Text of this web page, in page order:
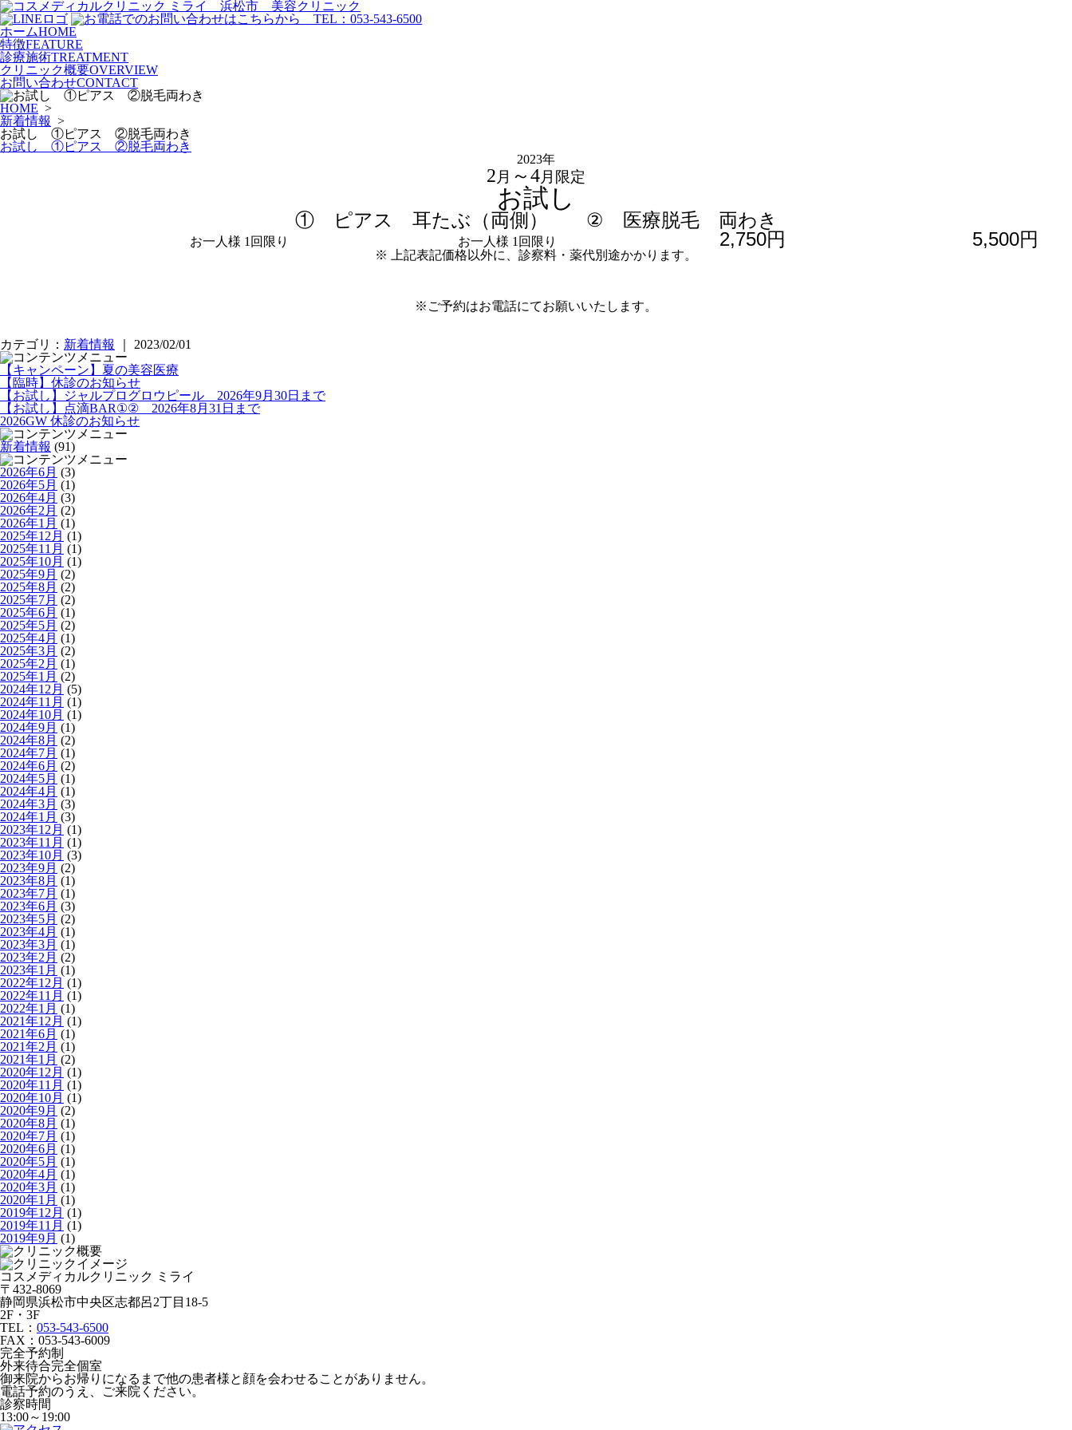
ホームHOME
特徴FEATURE
診療施術TREATMENT
クリニック概要OVERVIEW
お問い合わせCONTACT
HOME >
新着情報 >
お試し ①ピアス ②脱毛両わき
お試し ①ピアス ②脱毛両わき
2023年
2 月 ～4月限定
お試し
① ピアス 耳たぶ（両側） ② 医療脱毛 両わき
お一人様 1回限り お一人様 1回限り 2,750円 5,500円
※ 上記表記価格以外に、診察料・薬代別途かかります。
※ご予約はお電話にてお願いいたします。
カテゴリ： 新着情報
｜ 2023/02/01
【キャンペーン】夏の美容医療
【臨時】休診のお知らせ
【お試し】ジャルプログロウピール 2026年9月30日まで
【お試し】点滴BAR①② 2026年8月31日まで
2026GW 休診のお知らせ
新着情報 (91)
2026年6月 (3)
2026年5月 (1)
2026年4月 (3)
2026年2月 (2)
2026年1月 (1)
2025年12月 (1)
2025年11月 (1)
2025年10月 (1)
2025年9月 (2)
2025年8月 (2)
2025年7月 (2)
2025年6月 (1)
2025年5月 (2)
2025年4月 (1)
2025年3月 (2)
2025年2月 (1)
2025年1月 (2)
2024年12月 (5)
2024年11月 (1)
2024年10月 (1)
2024年9月 (1)
2024年8月 (2)
2024年7月 (1)
2024年6月 (2)
2024年5月 (1)
2024年4月 (1)
2024年3月 (3)
2024年1月 (3)
2023年12月 (1)
2023年11月 (1)
2023年10月 (3)
2023年9月 (2)
2023年8月 (1)
2023年7月 (1)
2023年6月 (3)
2023年5月 (2)
2023年4月 (1)
2023年3月 (1)
2023年2月 (2)
2023年1月 (1)
2022年12月 (1)
2022年11月 (1)
2022年1月 (1)
2021年12月 (1)
2021年6月 (1)
2021年2月 (1)
2021年1月 (2)
2020年12月 (1)
2020年11月 (1)
2020年10月 (1)
2020年9月 (2)
2020年8月 (1)
2020年7月 (1)
2020年6月 (1)
2020年5月 (1)
2020年4月 (1)
2020年3月 (1)
2020年1月 (1)
2019年12月 (1)
2019年11月 (1)
2019年9月 (1)
コスメディカルクリニック ミライ
〒432-8069
静岡県浜松市中央区志都呂2丁目18-5
2F・3F
TEL： 053-543-6500
FAX：053-543-6009
完全予約制
外来待合完全個室
御来院からお帰りになるまで他の患者様と顔を会わせることがありません。
電話予約のうえ、ご来院ください。
診察時間
13:00～19:00